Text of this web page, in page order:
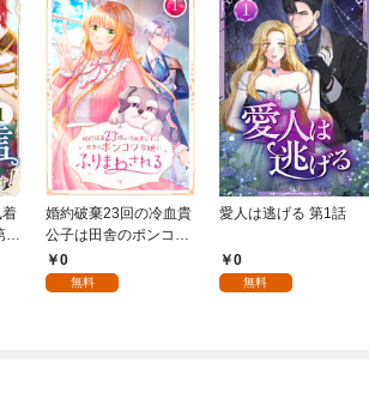
1
婚約破棄23回の冷血貴
公子は田舎のポンコツ
令嬢にふりまわされる
1話
0
無料
愛人は逃げる 第1話
0
無料